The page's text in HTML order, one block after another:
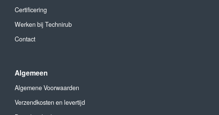
Certificering
Werken bij Technirub
Contact
Algemeen
Algemene Voorwaarden
Verzendkosten en levertijd